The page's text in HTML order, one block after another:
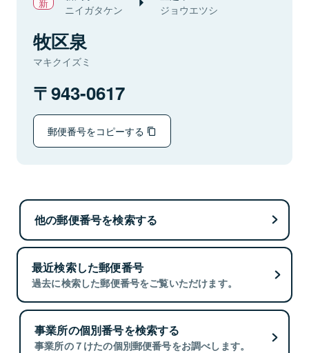
ニイガタケン ジョウエツシ
牧区泉
マキクイズミ
943-0617
郵便番号をコピーする
他の郵便番号を検索する
最近検索した郵便番号
過去に検索した郵便番号をご覧いただけます。
事業所の個別番号を検索する
事業所の７けたの個別郵便番号をお調べします。